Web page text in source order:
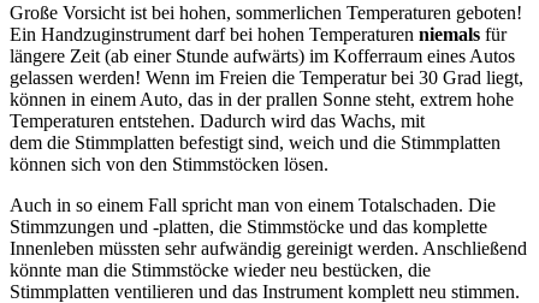
Große Vorsicht ist bei hohen, sommerlichen Temperaturen geboten!
Ein Handzuginstrument darf bei hohen Temperaturen niemals für
längere Zeit (ab einer Stunde aufwärts) im Kofferraum eines Autos
gelassen werden! Wenn im Freien die Temperatur bei 30 Grad liegt,
können in einem Auto, das in der prallen Sonne steht, extrem hohe
Temperaturen entstehen. Dadurch wird das Wachs, mit
dem die Stimmplatten befestigt sind, weich und die Stimmplatten
können sich von den Stimmstöcken lösen.
Auch in so einem Fall spricht man von einem Totalschaden. Die
Stimmzungen und -platten, die Stimmstöcke und das komplette
Innenleben müssten sehr aufwändig gereinigt werden. Anschließend
könnte man die Stimmstöcke wieder neu bestücken, die
Stimmplatten ventilieren und das Instrument komplett neu stimmen.